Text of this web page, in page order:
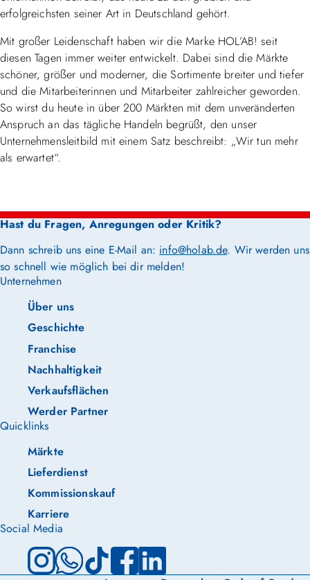
erfolgreichsten seiner Art in Deutschland gehört.
Mit großer Leidenschaft haben wir die Marke HOL’AB! seit
diesen Tagen immer weiter entwickelt. Dabei sind die Märkte
schöner, größer und moderner, die Sortimente breiter und tiefer
und die Mitarbeiterinnen und Mitarbeiter zahlreicher geworden.
So wirst du heute in über 200 Märkten mit dem unveränderten
Anspruch an das tägliche Handeln begrüßt, den unser
Unternehmensleitbild mit einem Satz beschreibt: „Wir tun mehr
als erwartet“.
Hast du Fragen, Anregungen oder Kritik?
Dann schreib uns eine E-Mail an: info@holab.de. Wir werden uns
so schnell wie möglich bei dir melden!
Unternehmen
Über uns
Geschichte
Franchise
Nachhaltigkeit
Verkaufsflächen
Werder Partner
Quicklinks
Märkte
Lieferdienst
Kommissionskauf
Karriere
Social Media
InstagramWhatsApp
TikTokFacebook